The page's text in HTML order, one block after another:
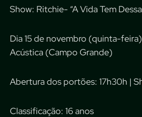
Show: Ritchie- “A Vida Tem
Dia 15 de novembro (quinta-
Acústica (Campo Grande)
Abertura dos portões: 17h30h |
Classificação: 16 anos